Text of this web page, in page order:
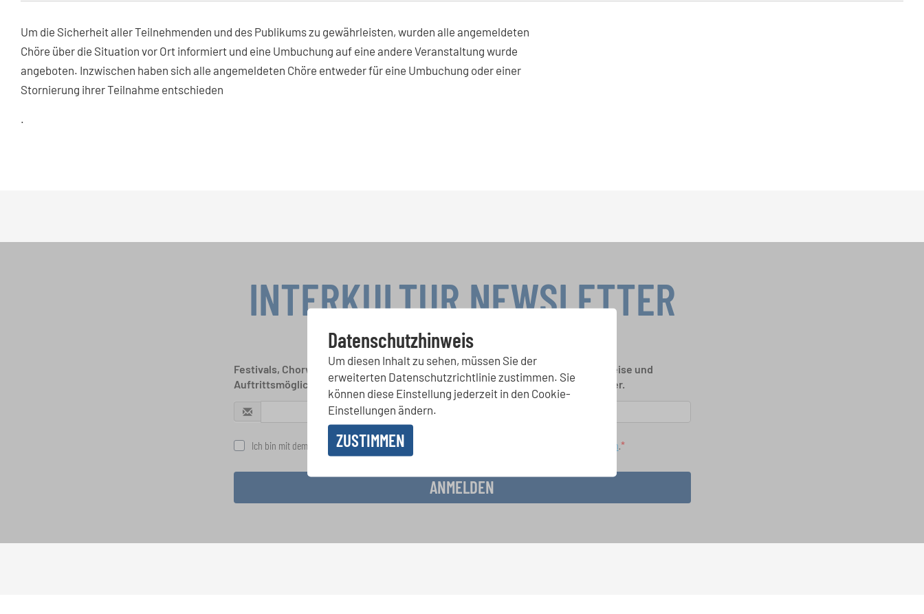
Um die Sicherheit aller Teilnehmenden und des Publikums zu gewährleisten, wurden alle angemeldeten
Chöre über die Situation vor Ort informiert und eine Umbuchung auf eine andere Veranstaltung wurde
angeboten. Inzwischen haben sich alle angemeldeten Chöre entweder für eine Umbuchung oder einer
Stornierung ihrer Teilnahme entschieden
.
Datenschutzhinweis
Um diesen Inhalt zu sehen, müssen Sie der
erweiterten Datenschutzrichtlinie zustimmen. Sie
können diese Einstellung jederzeit in den Cookie-
Einstellungen ändern.
ZUSTIMMEN
INTERKULTUR NEWSLETTER
Festivals, Chorwettbewerbe, Mitsingprojekte: Besondere Veranstaltungshinweise und
Auftrittsmöglichkeiten bekommen Sie im kostenlosen INTERKULTUR-Newsletter.
Ich bin mit dem Erhalt des Newsletters einverstanden und akzeptiere die Datenschutzbestimmungen.
ANMELDEN